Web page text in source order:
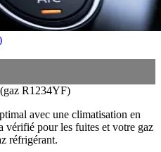
R1234YF)
avec une climatisation en
vérifié pour les fuites et votre gaz
réfrigérant.